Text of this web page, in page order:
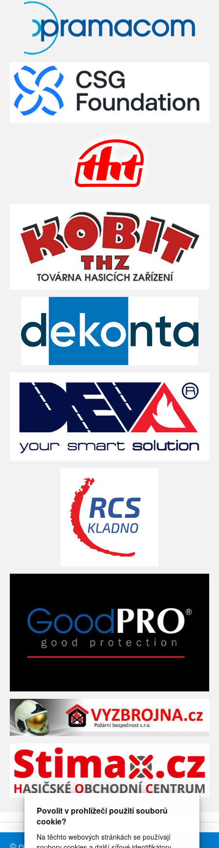
Povolit v prohlížeči použití souborů
cookie?
Na těchto webových stránkách se používají
© copyright ČHSF - Česká Hasičská Sportovní